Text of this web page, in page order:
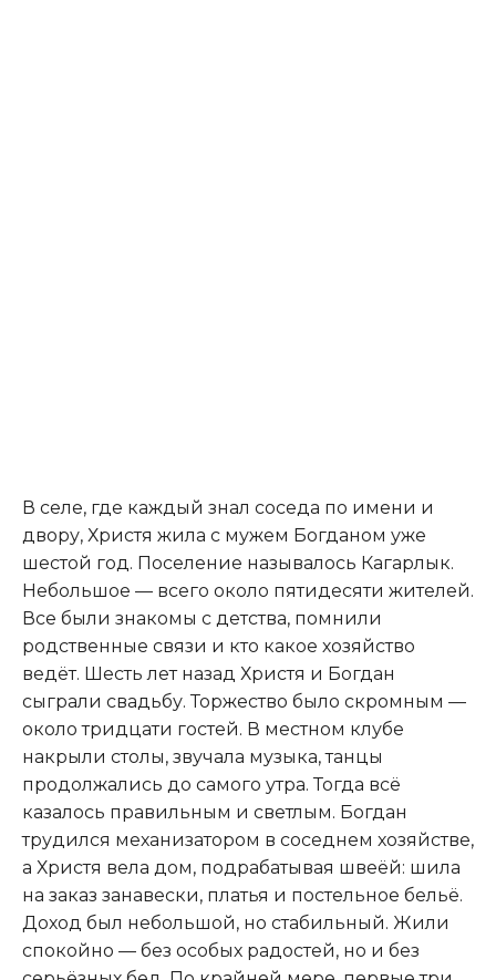
В селе, где каждый знал соседа по имени и
двору, Христя жила с мужем Богданом уже
шестой год. Поселение называлось Кагарлык.
Небольшое — всего около пятидесяти жителей.
Все были знакомы с детства, помнили
родственные связи и кто какое хозяйство
ведёт. Шесть лет назад Христя и Богдан
сыграли свадьбу. Торжество было скромным —
около тридцати гостей. В местном клубе
накрыли столы, звучала музыка, танцы
продолжались до самого утра. Тогда всё
казалось правильным и светлым. Богдан
трудился механизатором в соседнем хозяйстве,
а Христя вела дом, подрабатывая швеёй: шила
на заказ занавески, платья и постельное бельё.
Доход был небольшой, но стабильный. Жили
спокойно — без особых радостей, но и без